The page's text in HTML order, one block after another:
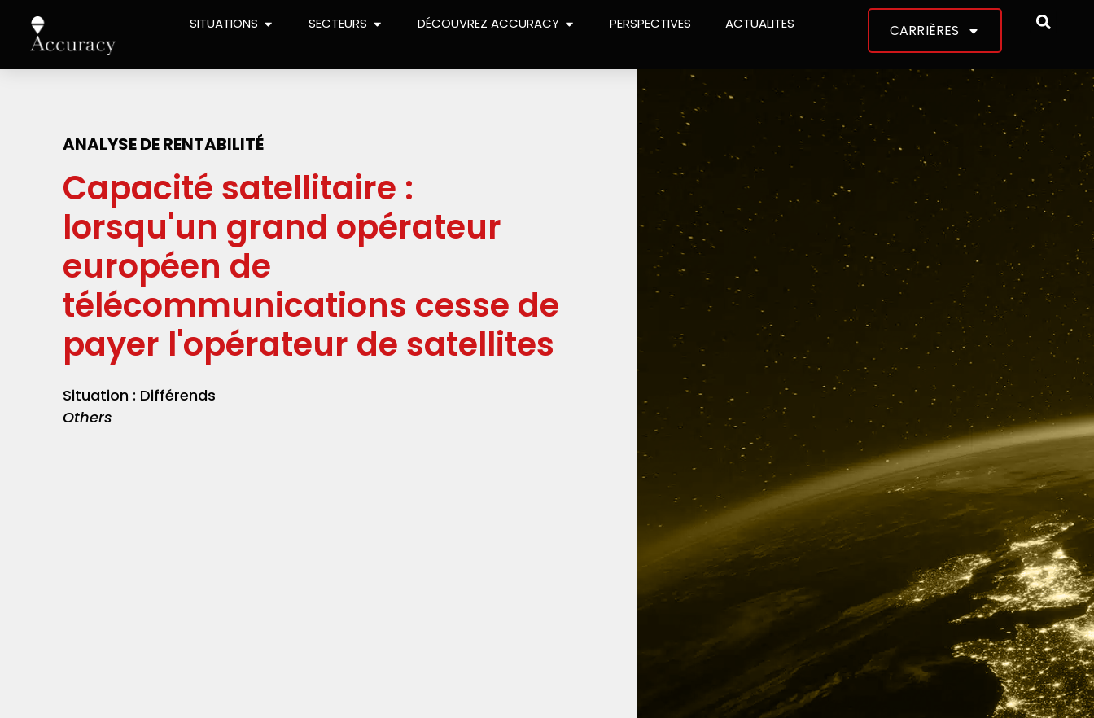
SITUATIONS SECTEURS DÉCOUVREZ ACCURACY PERSPECTIVES ACTUALITES CARRIÈRES
ANALYSE DE RENTABILITÉ
Capacité satellitaire :
lorsqu'un grand opérateur
européen de
télécommunications cesse de
payer l'opérateur de satellites
Situation : Différends
Others